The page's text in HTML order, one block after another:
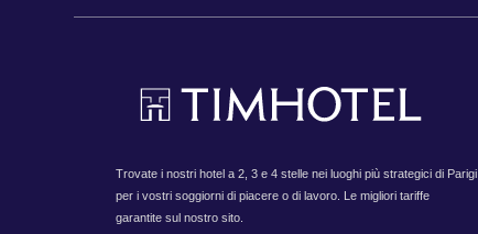
Trovate i nostri hotel a 2, 3 e 4 stelle nei luoghi più strategici di Parigi
per i vostri soggiorni di piacere o di lavoro. Le migliori tariffe
garantite sul nostro sito.